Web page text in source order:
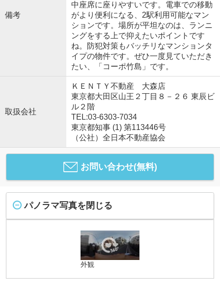
備考
中座席に座りやすいです。電車での移動
がより便利になる、2駅利用可能なマン
ションです。場所が平坦なのは、ランニ
ングをする上で抑えたいポイントです
ね。防犯対策もバッチリなマンションタ
イプの物件です。ぜひ一度見ていただき
たい、「コーポ竹島」です。
取扱会社
ＫＥＮＴＹ不動産 大森店
東京都大田区山王２丁目８－２６ 東辰ビ
ル２階
TEL:03-6303-7034
東京都知事 (1) 第113446号
（公社）全日本不動産協会
お問い合わせ(無料)
パノラマ写真を閉じる
外観